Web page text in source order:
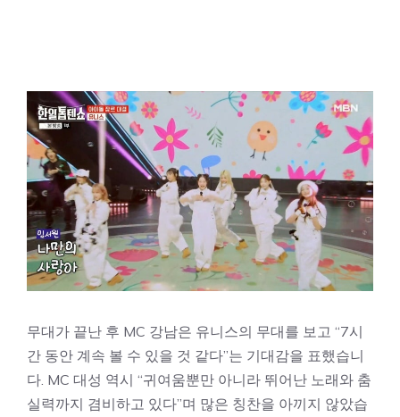
무대가 끝난 후 MC 강남은 유니스의 무대를 보고 “7시
간 동안 계속 볼 수 있을 것 같다”는 기대감을 표했습니
다. MC 대성 역시 “귀여움뿐만 아니라 뛰어난 노래와 춤
실력까지 겸비하고 있다”며 많은 칭찬을 아끼지 않았습